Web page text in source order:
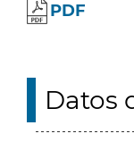
PDF
Datos